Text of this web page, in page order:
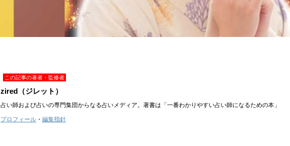
この記事の著者・監修者
zired（ジレット）
占い師および占いの専門集団からなる占いメディア。著書は「一番わかりやすい占い師になるための本」
プロフィール ・ 編集指針